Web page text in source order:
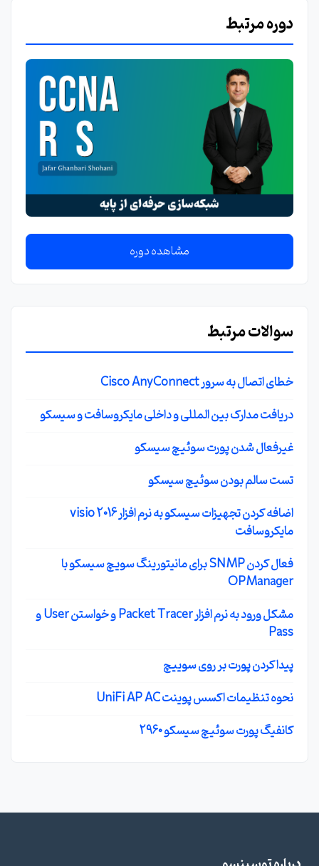
دوره مرتبط
مشاهده دوره
سوالات مرتبط
خطای اتصال به سرور Cisco AnyConnect
دریافت مدارک بین المللی و داخلی مایکروسافت و سیسکو
غیرفعال شدن پورت سوئیچ سیسکو
تست سالم بودن سوئیچ سیسکو
اضافه کردن تجهیزات سیسکو به نرم افزار visio 2016
مایکروسافت
فعال کردن SNMP برای مانیتورینگ سویچ سیسکو با
OPManager
مشکل ورود به نرم افزار Packet Tracer و خواستن User و
Pass
پیدا کردن پورت بر روی سوییچ
نحوه تنظیمات اکسس پوینت UniFi AP AC
کانفیگ پورت سوئیچ سیسکو 2960